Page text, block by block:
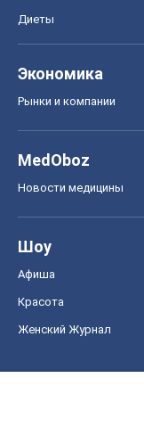
Диеты
Экономика
Рынки и компании
MedOboz
Новости медицины
Шоу
Афиша
Красота
Женский Журнал